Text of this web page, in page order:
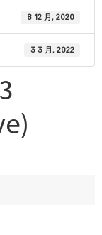
8 12 月, 2020
3 3 月, 2022